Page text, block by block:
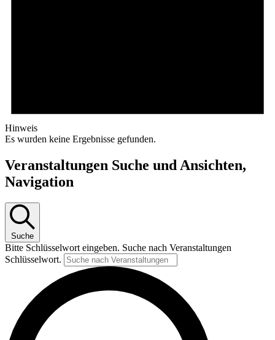
Hinweis
Es wurden keine Ergebnisse gefunden.
Veranstaltungen Suche und Ansichten,
Navigation
Suche
Bitte Schlüsselwort eingeben. Suche nach Veranstaltungen
Schlüsselwort.